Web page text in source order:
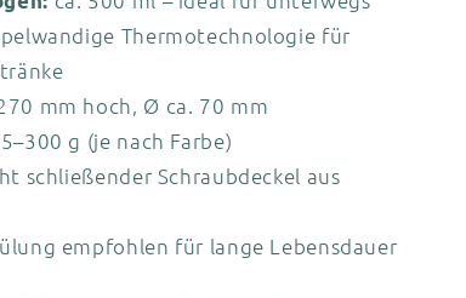
Thermotechnologie für
mm hoch, Ø ca. 70 mm
g (je nach Farbe)
schließender Schraubdeckel aus
empfohlen für lange Lebensdauer